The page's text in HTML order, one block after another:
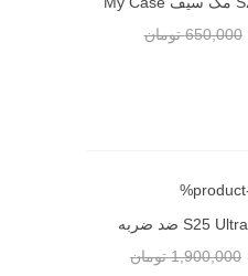
650,000 تومان
1,900,000 تومان